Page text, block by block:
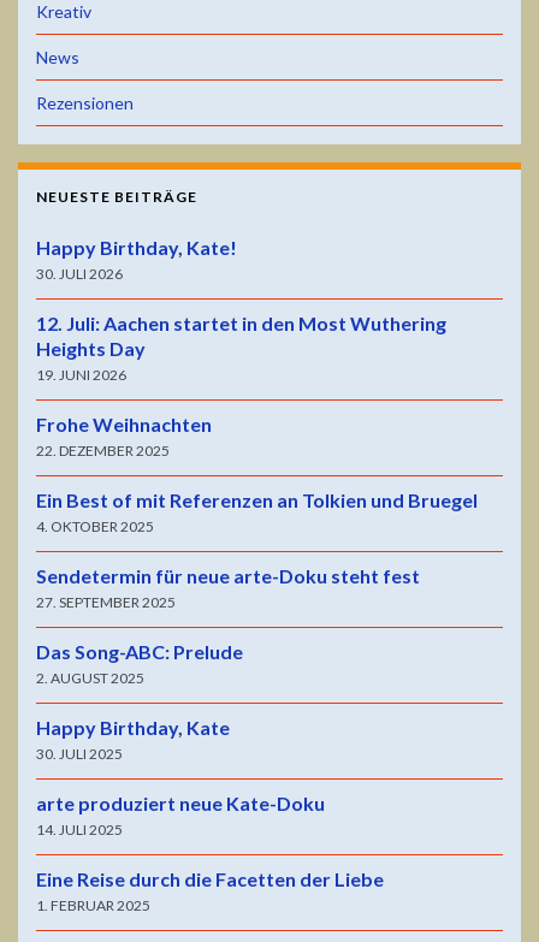
Kreativ
News
Rezensionen
NEUESTE BEITRÄGE
Happy Birthday, Kate!
30. JULI 2026
12. Juli: Aachen startet in den Most Wuthering
Heights Day
19. JUNI 2026
Frohe Weihnachten
22. DEZEMBER 2025
Ein Best of mit Referenzen an Tolkien und Bruegel
4. OKTOBER 2025
Sendetermin für neue arte-Doku steht fest
27. SEPTEMBER 2025
Das Song-ABC: Prelude
2. AUGUST 2025
Happy Birthday, Kate
30. JULI 2025
arte produziert neue Kate-Doku
14. JULI 2025
Eine Reise durch die Facetten der Liebe
1. FEBRUAR 2025